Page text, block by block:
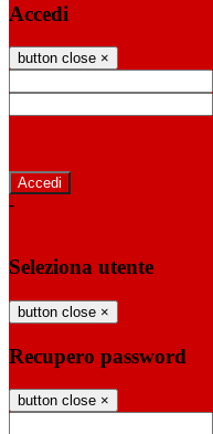
Accedi
button close ×
-
Seleziona utente
button close ×
Recupero password
button close ×